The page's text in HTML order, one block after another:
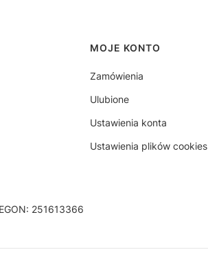
MOJE KONTO
Zamówienia
Ulubione
Ustawienia konta
Ustawienia plików cookies
251613366